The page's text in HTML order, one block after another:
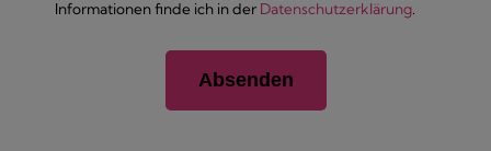
Informationen finde ich in der Datenschutzerklärung